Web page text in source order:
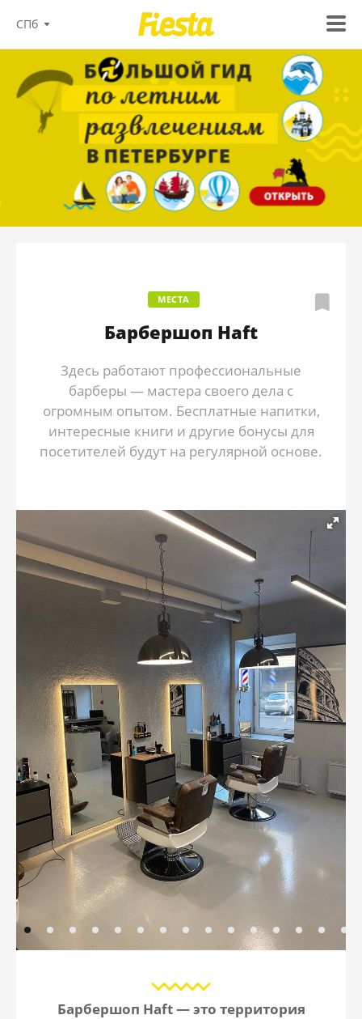
СПб
МЕСТА
Барбершоп Haft
Здесь работают профессиональные
барберы — мастера своего дела с
огромным опытом. Бесплатные напитки,
интересные книги и другие бонусы для
посетителей будут на регулярной основе.
Барбершоп Haft — это территория